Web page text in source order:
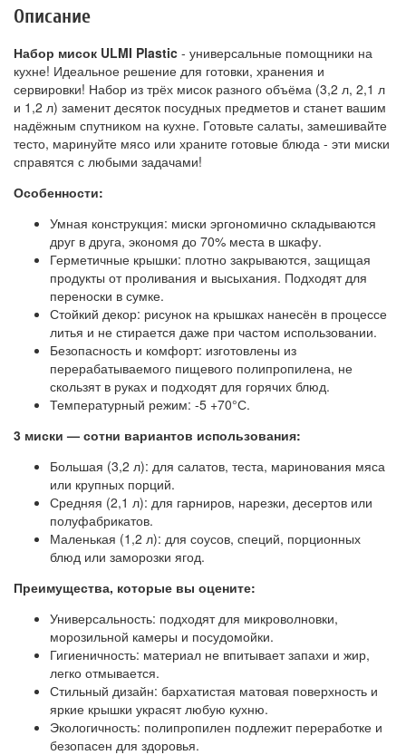
Описание
Набор мисок ULMI Plastic - универсальные помощники на
кухне! Идеальное решение для готовки, хранения и
сервировки! Набор из трёх мисок разного объёма (3,2 л, 2,1 л
и 1,2 л) заменит десяток посудных предметов и станет вашим
надёжным спутником на кухне. Готовьте салаты, замешивайте
тесто, маринуйте мясо или храните готовые блюда - эти миски
справятся с любыми задачами!
Особенности:
Умная конструкция: миски эргономично складываются
друг в друга, экономя до 70% места в шкафу.
Герметичные крышки: плотно закрываются, защищая
продукты от проливания и высыхания. Подходят для
переноски в сумке.
Стойкий декор: рисунок на крышках нанесён в процессе
литья и не стирается даже при частом использовании.
Безопасность и комфорт: изготовлены из
перерабатываемого пищевого полипропилена, не
скользят в руках и подходят для горячих блюд.
Температурный режим: -5 +70°С.
3 миски — сотни вариантов использования:
Большая (3,2 л): для салатов, теста, маринования мяса
или крупных порций.
Средняя (2,1 л): для гарниров, нарезки, десертов или
полуфабрикатов.
Маленькая (1,2 л): для соусов, специй, порционных
блюд или заморозки ягод.
Преимущества, которые вы оцените:
Универсальность: подходят для микроволновки,
морозильной камеры и посудомойки.
Гигиеничность: материал не впитывает запахи и жир,
легко отмывается.
Стильный дизайн: бархатистая матовая поверхность и
яркие крышки украсят любую кухню.
Экологичность: полипропилен подлежит переработке и
безопасен для здоровья.